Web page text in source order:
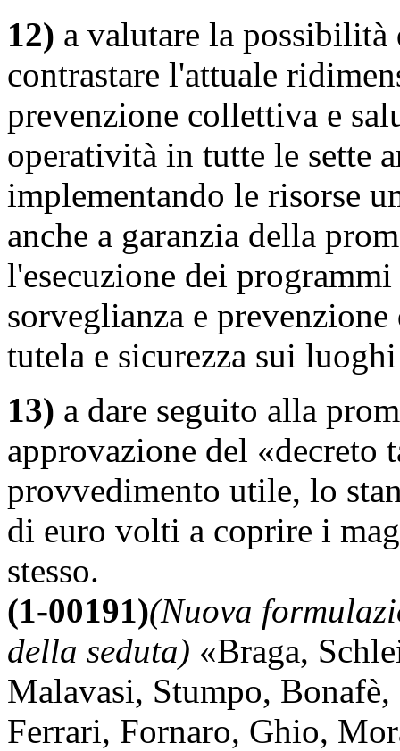
12) a valutare la
contrastare l'attuale
prevenzione collettiva e
operatività in tutte le sette
implementando le risorse
anche a garanzia della
l'esecuzione dei
sorveglianza e
tutela e sicurezza sui
13) a dare seguito alla
approvazione del
provvedimento utile, lo
di euro volti a coprire i
stesso.
(1-00191)(Nuova
della seduta) «Braga,
Malavasi, Stumpo, Bonafè,
Ferrari, Fornaro, Ghio,